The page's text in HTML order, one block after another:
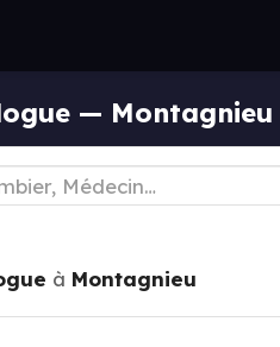
— Montagnieu
à Montagnieu